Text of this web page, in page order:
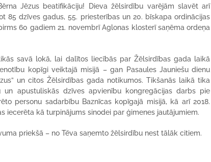
Jēzus beatifikāciju! Dieva žēlsirdību varējām slavēt arī
85 dzīves gadus, 55. priesterības un 20. bīskapa ordinācijas
60 gadiem 21. novembrī Aglonas klosterī saņēma ordeņa
savā lokā, lai dalītos liecībās par Žēlsirdības gada laikā
kopīgi veiktajā misijā – gan Pasaules Jauniešu dienu
un citos Žēlsirdības gada notikumos. Tikšanās laikā tika
apustuliskās dzīves apvienību kongregācijas darbs pie
personu sadarbību Baznīcas kopīgajā misijā, kā arī 2018.
iecerēta kā turpinājums sinodei par ģimenes jautājumiem.
priekšā – no Tēva saņemto žēlsirdību nest tālāk citiem.